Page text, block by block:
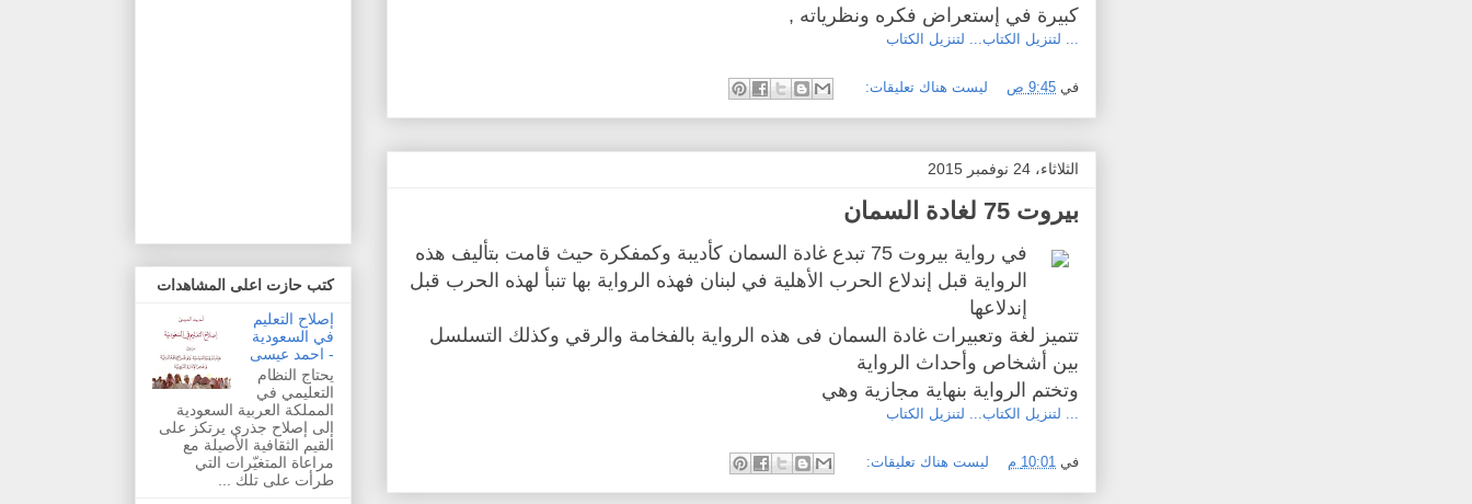
كبيرة في إستعراض فكره ونظرياته ,
... لتنزيل الكتاب... لتنزيل الكتاب
في 9:45 ص ليست هناك تعليقات:
الثلاثاء، 24 نوفمبر 2015
بيروت 75 لغادة السمان
في رواية بيروت 75 تبدع غادة السمان كأديبة وكمفكرة حيث قامت بتأليف هذه
الرواية قبل إندلاع الحرب الأهلية في لبنان فهذه الرواية بها تنبأ لهذه الحرب قبل
إندلاعها
تتميز لغة وتعبيرات غادة السمان فى هذه الرواية بالفخامة والرقي وكذلك التسلسل
بين أشخاص وأحداث الرواية
وتختم الرواية بنهاية مجازية وهي
... لتنزيل الكتاب... لتنزيل الكتاب
في 10:01 م ليست هناك تعليقات:
كتب حازت اعلى المشاهدات
إصلاح التعليم
في السعودية
- احمد عيسى
يحتاج النظام
التعليمي في
المملكة العربية السعودية
إلى إصلاح جذري يرتكز على
القيم الثقافية الأصيلة مع
مراعاة المتغيّرات التي
طرأت على تلك ...